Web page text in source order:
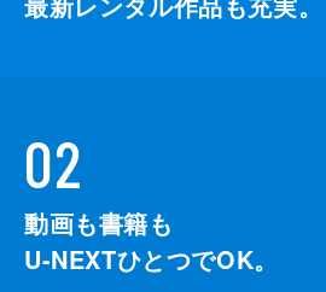
02
動画も書籍も
U-NEXTひとつでOK。